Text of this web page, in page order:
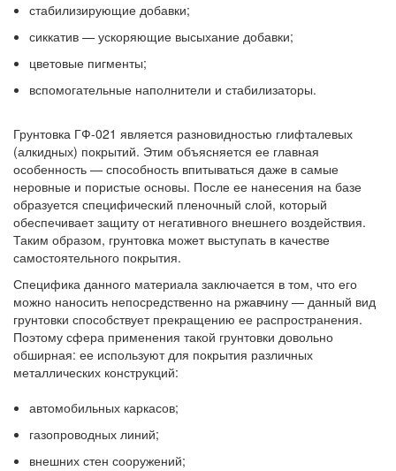
стабилизирующие добавки;
сиккатив — ускоряющие высыхание добавки;
цветовые пигменты;
вспомогательные наполнители и стабилизаторы.
Грунтовка ГФ-021 является разновидностью глифталевых
(алкидных) покрытий. Этим объясняется ее главная
особенность — способность впитываться даже в самые
неровные и пористые основы. После ее нанесения на базе
образуется специфический пленочный слой, который
обеспечивает защиту от негативного внешнего воздействия.
Таким образом, грунтовка может выступать в качестве
самостоятельного покрытия.
Специфика данного материала заключается в том, что его
можно наносить непосредственно на ржавчину — данный вид
грунтовки способствует прекращению ее распространения.
Поэтому сфера применения такой грунтовки довольно
обширная: ее используют для покрытия различных
металлических конструкций:
автомобильных каркасов;
газопроводных линий;
внешних стен сооружений;